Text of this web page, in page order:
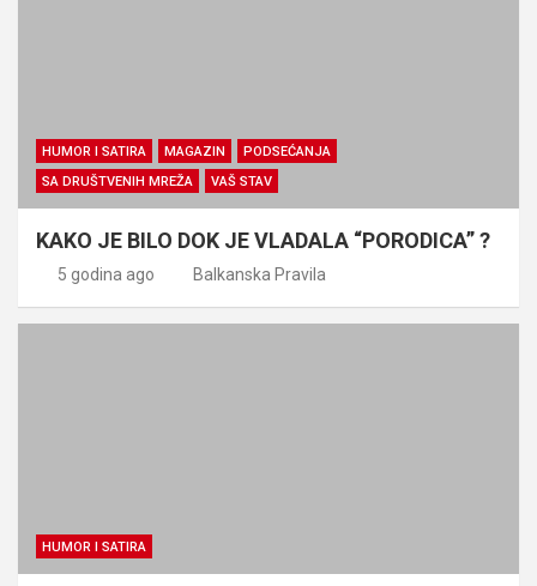
HUMOR I SATIRA MAGAZIN
PODSEĆANJA
SA DRUŠTVENIH MREŽA
VAŠ STAV
KAKO JE BILO DOK JE VLADALA “PORODICA” ?
5 godina ago Balkanska Pravila
HUMOR I SATIRA